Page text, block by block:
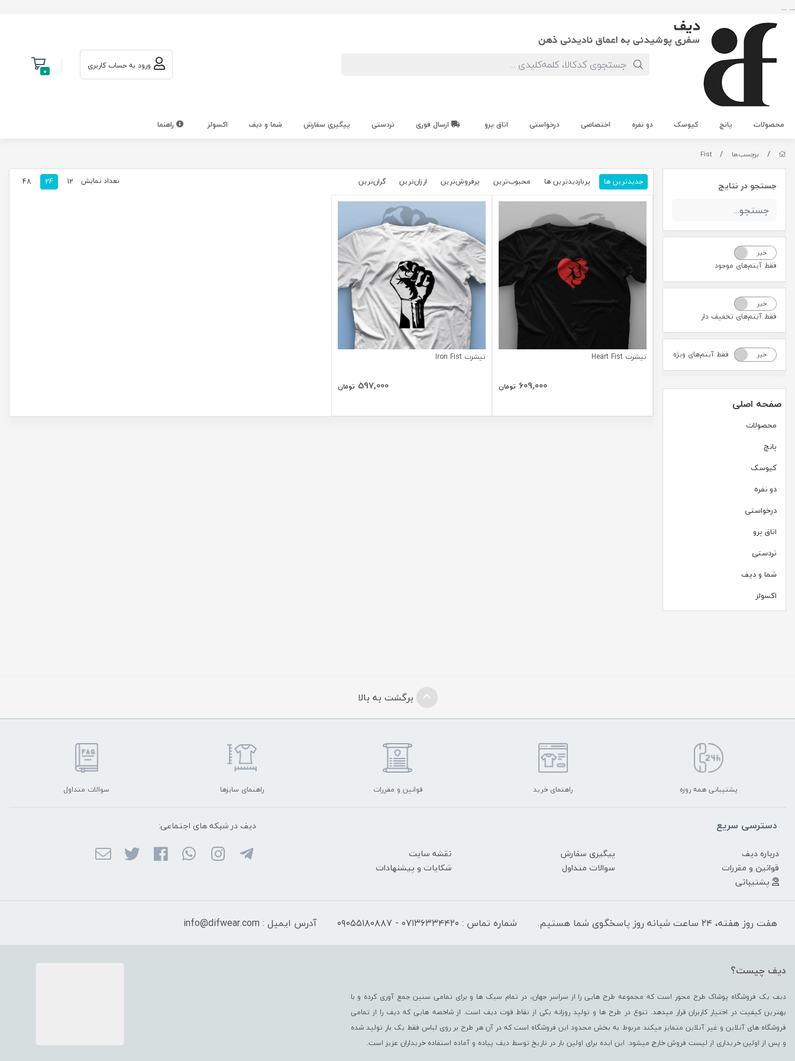
... ...
ورود به حساب کاربری 0
محصولات پانچ کیوسک دو نفره اختصاصی درخواستی اتاق پرو ارسال فوری تردستی پیگیری سفارش شما و دیف اکسولز راهنما
/ برچسب‌ها /
Fist
جستجو در نتایج
خیر
فقط آیتم‌های موجود
خیر
فقط آیتم‌های تخفیف دار
بله خیر فقط آیتم‌های ویژه
صفحه اصلی
محصولات
پانچ
کیوسک
دو نفره
درخواستی
اتاق پرو
تردستی
شما و دیف
اکسولز
جدیدترین ها پربازدیدترین ها محبوب‌‌ترین پرفروش‌ترین ارزان‌ترین گران‌ترین تعداد نمایش 12
24
48
تیشرت Heart Fist
609,000 تومان
تیشرت Iron Fist
597,000 تومان
برگشت به بالا
پشتیبانی همه روزه راهنمای خرید قوانین و مقررات راهنمای سایزها سوالات متداول
دسترسی سریع
درباره دیف پیگیری سفارش
نقشه سایت
قوانین و مقررات
سوالات متداول
شکایات و پیشنهادات
پشتیبانی
دیف در شبکه ‌های اجتماعی:
هفت روز هفته، ۲۴ ساعت شبانه روز پاسخگوی شما هستیم. شماره تماس : ۰۷۱۳۶۳۳۴۴۲۰ - ۰۹۰۵۵۱۸۰۸۸۷ آدرس ایمیل : info@difwear.com
دیف چیست؟
دیف یک فروشگاه پوشاک طرح محور است که مجموعه طرح هایی را از سراسر جهان، در تمام سبک ها و برای تمامی سنین جمع آوری کرده و با
بهترین کیفیت در اختیار کاربران قرار میدهد. تنوع در طرح ها و تولید روزانه یکی از نقاط قوت دیف است. از شاخصه هایی که دیف را از تمامی
فروشگاه های آنلاین و غیر آنلاین متمایز میکند مربوط به بخش محدود این فروشگاه است که در آن هر طرح بر روی لباس فقط یک بار تولید شده
و پس از اولین خریداری از لیست فروش خارج میشود. این ایده برای اولین بار در تاریخ توسط دیف پیاده و آماده استفاده خریداران عزیز است.